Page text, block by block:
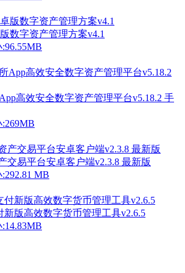
数字资产管理方案v4.1
:96.55MB
高效安全数字资产管理平台v5.18.2 手
:269MB
交易平台安卓客户端v2.3.8 最新版
MB
新版高效数字货币管理工具v2.6.5
:14.83MB